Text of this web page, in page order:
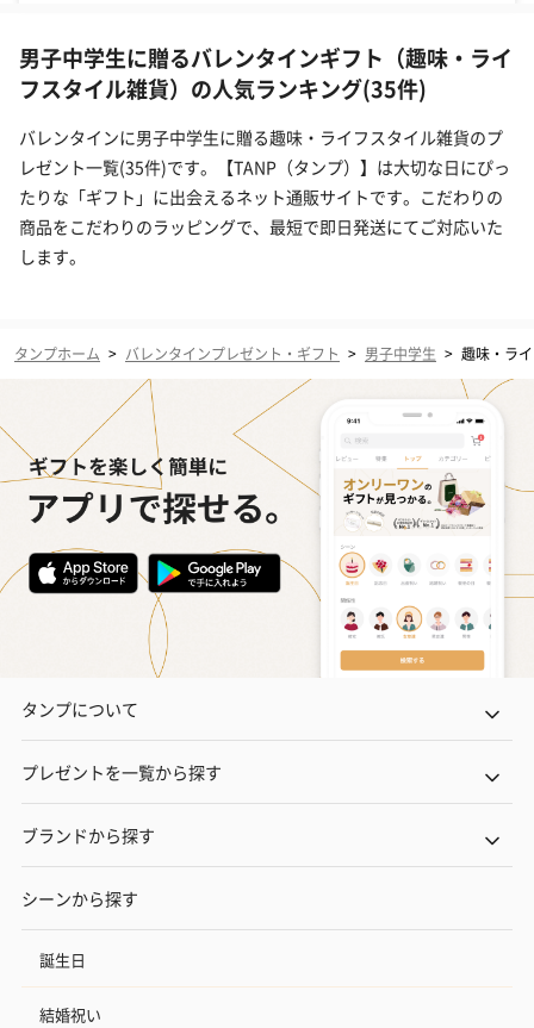
男子中学生に贈るバレンタインギフト（趣味・ライ
フスタイル雑貨）の人気ランキング(35件)
バレンタインに男子中学生に贈る趣味・ライフスタイル雑貨のプ
レゼント一覧(35件)です。【TANP（タンプ）】は大切な日にぴっ
たりな「ギフト」に出会えるネット通販サイトです。こだわりの
商品をこだわりのラッピングで、最短で即日発送にてご対応いた
します。
タンプホーム > バレンタインプレゼント・ギフト > 男子中学生 > 趣味・ラ
タンプについて
プレゼントを一覧から探す
ブランドから探す
シーンから探す
誕生日
結婚祝い